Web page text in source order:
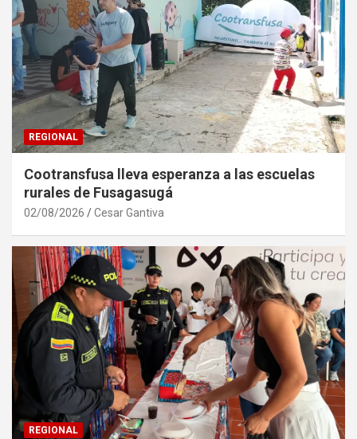
REGIONAL
Cootransfusa lleva esperanza a las escuelas
rurales de Fusagasugá
02/08/2026 Cesar Gantiva
REGIONAL